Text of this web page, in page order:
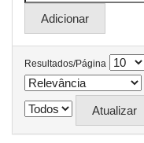
Resultados/Página